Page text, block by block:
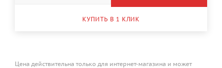
КУПИТЬ В 1 КЛИК
Цена действительна только для интернет-магазина и может